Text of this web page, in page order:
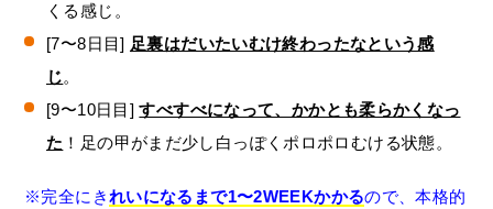
くる感じ。
[7〜8日目] 足裏はだいたいむけ終わったなという感
じ。
[9〜10日目]すべすべになって、かかとも柔らかくなっ
た ！足の甲がまだ少し白っぽくポロポロむける状態。
※完全にきれいになるまで1〜2WEEKかかるので、本格的